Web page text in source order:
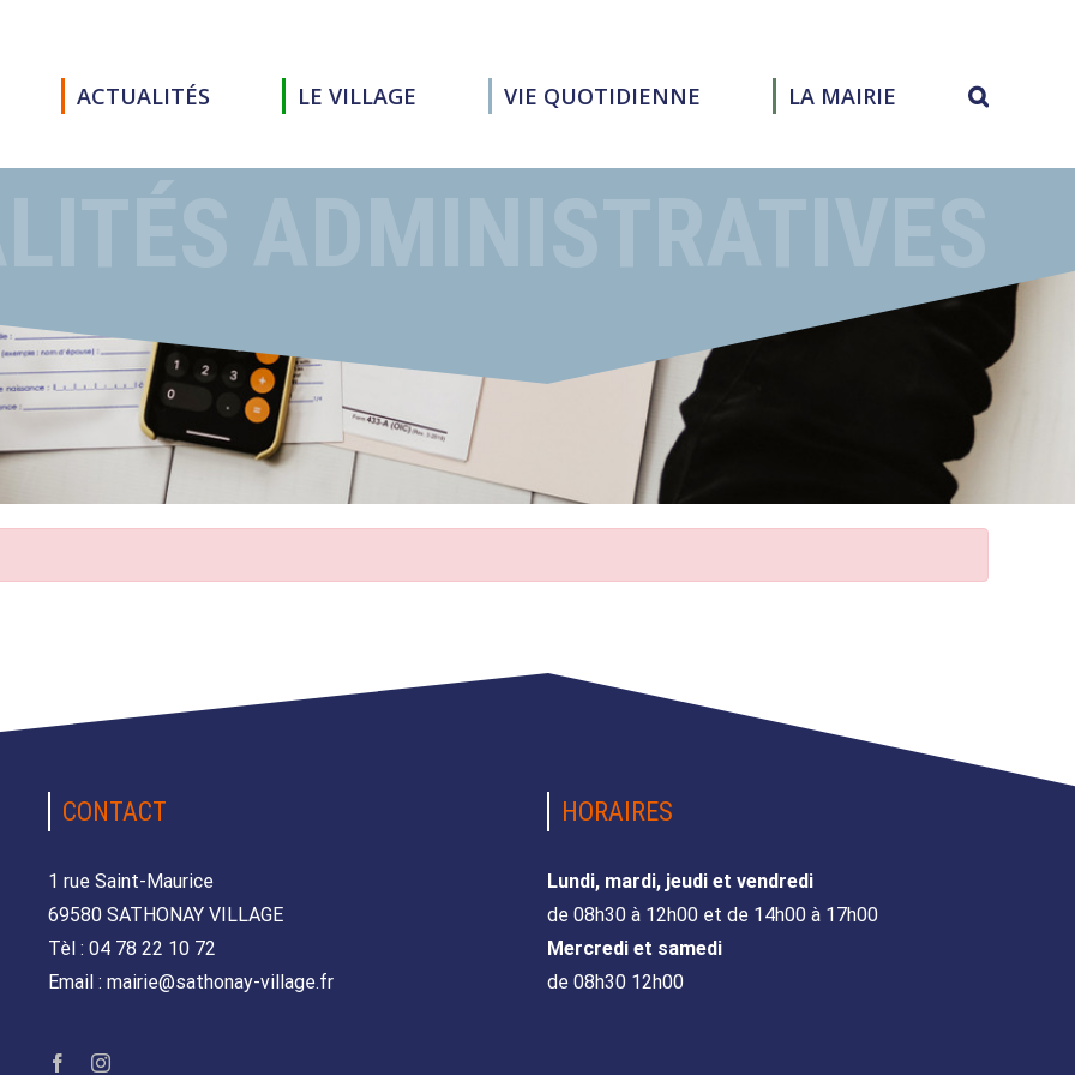
ACTUALITÉS LE VILLAGE VIE QUOTIDIENNE LA MAIRIE
CONTACT
1 rue Saint-Maurice
69580 SATHONAY VILLAGE
Tèl : 04 78 22 10 72
Email : mairie@sathonay-village.fr
HORAIRES
Lundi, mardi, jeudi et vendredi
de 08h30 à 12h00 et de 14h00 à 17h00
Mercredi et samedi
de 08h30 12h00